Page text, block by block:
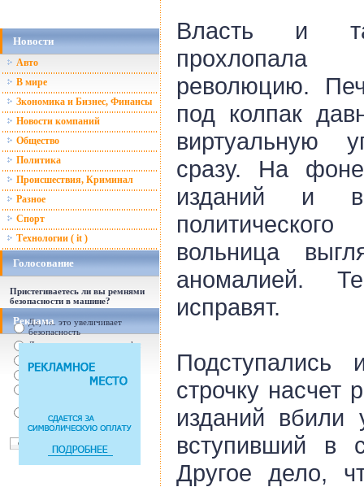
Новости
Авто
В мире
Зкономика и Бизнес, Финансы
Новости компаний
Общество
Политика
Происшествия, Криминал
Разное
Спорт
Технологии ( it )
Голосование
Пристегиваетесь ли вы ремнями
безопасности в машине?
Да, т.к. это увеличивает
безопасность
Да, т.к. увеличились штрафы
Нет, с ремнем не удобно
Нет, Я уверен в себе
пристегива
Реклама
Власть и
прохлопала
революцию.
под колпак
виртуальную
сразу. На
изданий и в
вольница
аномалией.
исправят.
строчку насчет
изданий
вступивший в
Другое дело,